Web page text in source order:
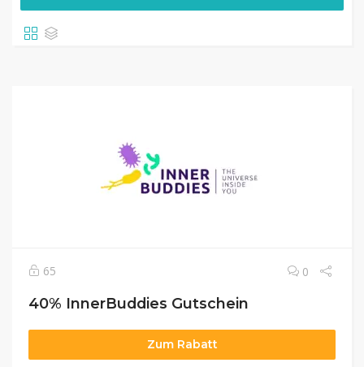
65 0
40% InnerBuddies Gutschein
Zum Rabatt